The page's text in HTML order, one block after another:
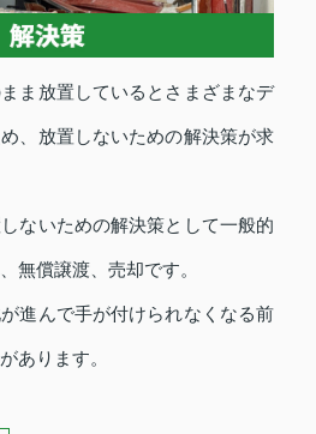
ま放置しているとさまざまなデ
、放置しないための解決策が求
ないための解決策として一般的
無償譲渡、売却です。
進んで手が付けられなくなる前
あります。